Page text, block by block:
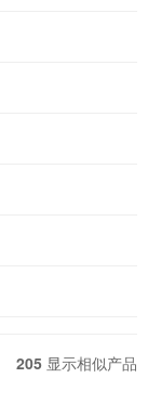
205 显示相似产品